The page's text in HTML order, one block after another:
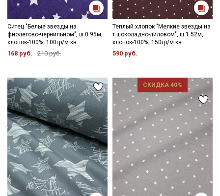
Ситец "Белые звезды на
фиолетово-чернильном", ш.0.95м,
хлопок-100%, 100гр/м.кв
168 руб. 210 руб.
Теплый хлопок "Мелкие звезды на
т.шоколадно-лиловом", ш.1.52м,
хлопок-100%, 150гр/м.кв
590 руб.
СКИДКА 40%